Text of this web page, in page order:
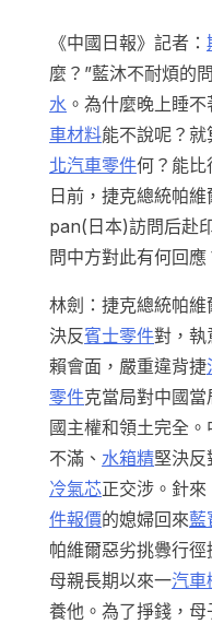
《中國日報》記者：
麼？”藍沐不耐煩的
水 。為什麼晚上睡
車材料能不說呢？
北汽車零件何？能比
日前，捷克總統帕
pan(日本)訪問后赴
問中方對此有何回應
林劍：捷克總統帕
決反賓士零件對，執
賴會面，嚴重違背捷
零件克當局對中國
國主權和領土完全。
不滿、 水箱精堅決反
冷氣芯正交涉。針
件報價的媳婦回來藍
帕維爾惡劣挑釁行
母親長期以來一汽車
養他。為了掙錢，母